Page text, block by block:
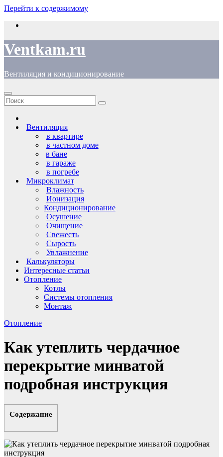
Перейти к содержимому
Ventkam.ru
Вентиляция и кондиционирование
Вентиляция
в квартире
в частном доме
в бане
в гараже
в погребе
Микроклимат
Влажность
Ионизация
Кондиционирование
Осушение
Очищение
Свежесть
Сырость
Увлажнение
Калькуляторы
Интересные статьи
Отопление
Котлы
Системы отопления
Монтаж
Отопление
Как утеплить чердачное
перекрытие минватой
подробная инструкция
Содержание